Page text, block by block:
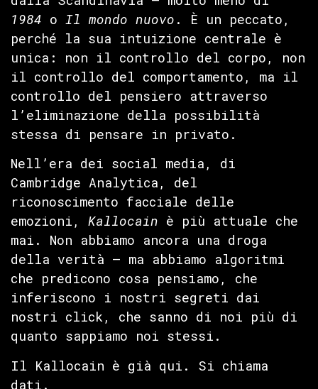
1984 o Il mondo nuovo . È un peccato,
perché la sua intuizione centrale è
unica: non il controllo del corpo, non
il controllo del comportamento, ma il
controllo del pensiero attraverso
l’eliminazione della possibilità
stessa di pensare in privato.
Nell’era dei social media, di
Cambridge Analytica, del
riconoscimento facciale delle
emozioni, Kallocain è più attuale che
mai. Non abbiamo ancora una droga
della verità — ma abbiamo algoritmi
che predicono cosa pensiamo, che
inferiscono i nostri segreti dai
nostri click, che sanno di noi più di
quanto sappiamo noi stessi.
Il Kallocain è già qui. Si chiama
dati.